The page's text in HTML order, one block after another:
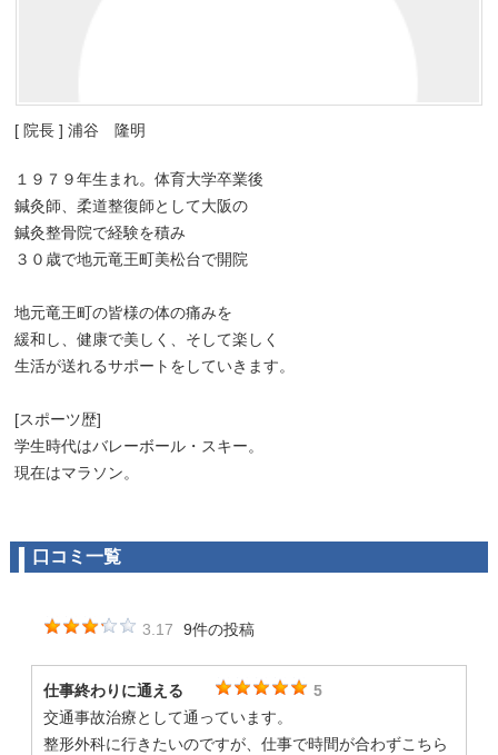
[ 院長 ] 浦谷 隆明
１９７９年生まれ。体育大学卒業後
鍼灸師、柔道整復師として大阪の
鍼灸整骨院で経験を積み
３０歳で地元竜王町美松台で開院
地元竜王町の皆様の体の痛みを
緩和し、健康で美しく、そして楽しく
生活が送れるサポートをしていきます。
[スポーツ歴]
学生時代はバレーボール・スキー。
現在はマラソン。
口コミ一覧
3.17 9件の投稿
仕事終わりに通える
5
交通事故治療として通っています。
整形外科に行きたいのですが、仕事で時間が合わずこちら